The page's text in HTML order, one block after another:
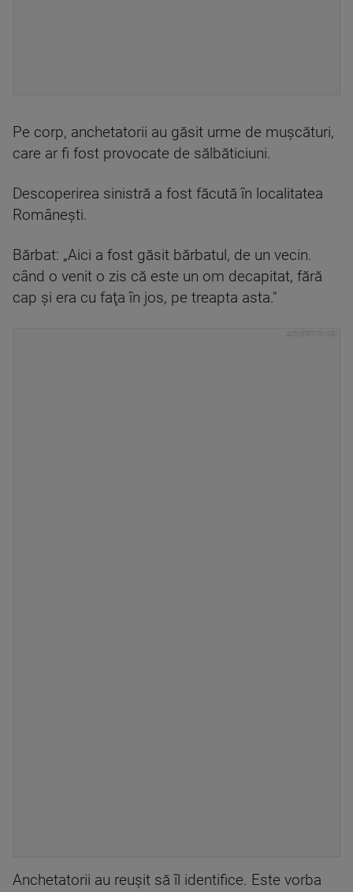
Pe corp, anchetatorii au găsit urme de mușcături,
care ar fi fost provocate de sălbăticiuni.
Descoperirea sinistră a fost făcută în localitatea
Românești.
Bărbat: „Aici a fost găsit bărbatul, de un vecin.
când o venit o zis că este un om decapitat, fără
cap şi era cu faţa în jos, pe treapta asta."
Anchetatorii au reușit să îl identifice. Este vorba